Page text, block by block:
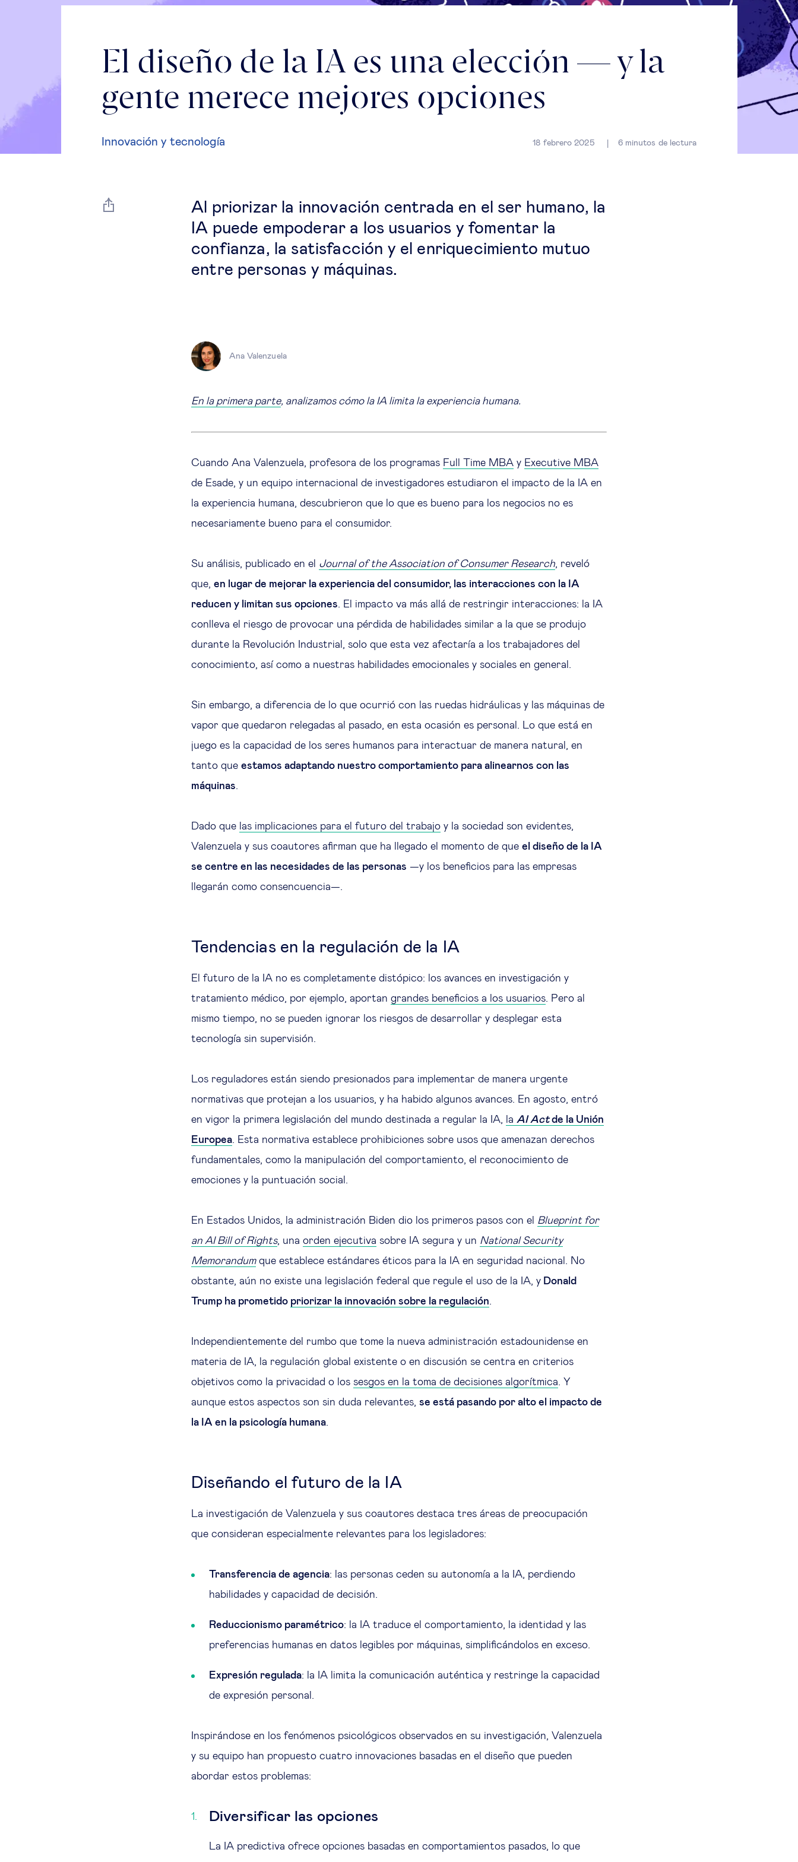
El diseño de la IA es una elección — y la
gente merece mejores opciones
Innovación y tecnología 18 febrero 2025 6minutos de lectura
Al priorizar la innovación centrada en el ser humano, la
IA puede empoderar a los usuarios y fomentar la
confianza, la satisfacción y el enriquecimiento mutuo
entre personas y máquinas.
Ana Valenzuela
En la primera parte, analizamos cómo la IA limita la experiencia humana.
Cuando Ana Valenzuela, profesora de los programas Full Time MBA y Executive MBA
de Esade, y un equipo internacional de investigadores estudiaron el impacto de la IA en
la experiencia humana, descubrieron que lo que es bueno para los negocios no es
necesariamente bueno para el consumidor.
Su análisis, publicado en el Journal of the Association of Consumer Research, reveló
que, en lugar de mejorar la experiencia del consumidor, las interacciones con la IA
reducen y limitan sus opciones. El impacto va más allá de restringir interacciones: la IA
conlleva el riesgo de provocar una pérdida de habilidades similar a la que se produjo
durante la Revolución Industrial, solo que esta vez afectaría a los trabajadores del
conocimiento, así como a nuestras habilidades emocionales y sociales en general.
Sin embargo, a diferencia de lo que ocurrió con las ruedas hidráulicas y las máquinas de
vapor que quedaron relegadas al pasado, en esta ocasión es personal. Lo que está en
juego es la capacidad de los seres humanos para interactuar de manera natural, en
tanto que estamos adaptando nuestro comportamiento para alinearnos con las
máquinas.
Dado que las implicaciones para el futuro del trabajo y la sociedad son evidentes,
Valenzuela y sus coautores afirman que ha llegado el momento de que el diseño de la IA
se centre en las necesidades de las personas —y los beneficios para las empresas
llegarán como consencuencia—.
Tendencias en la regulación de la IA
El futuro de la IA no es completamente distópico: los avances en investigación y
tratamiento médico, por ejemplo, aportan grandes beneficios a los usuarios. Pero al
mismo tiempo, no se pueden ignorar los riesgos de desarrollar y desplegar esta
tecnología sin supervisión.
Los reguladores están siendo presionados para implementar de manera urgente
normativas que protejan a los usuarios, y ha habido algunos avances. En agosto, entró
en vigor la primera legislación del mundo destinada a regular la IA, la AI Actde la Unión
Europea. Esta normativa establece prohibiciones sobre usos que amenazan derechos
fundamentales, como la manipulación del comportamiento, el reconocimiento de
emociones y la puntuación social.
En Estados Unidos, la administración Biden dio los primeros pasos con el Blueprint for
an AI Bill of Rights, una orden ejecutiva sobre IA segura y un National Security
Memorandumque establece estándares éticos para la IA en seguridad nacional. No
obstante, aún no existe una legislación federal que regule el uso de la IA, y Donald
Trump ha prometido priorizar la innovación sobre la regulación.
Independientemente del rumbo que tome la nueva administración estadounidense en
materia de IA, la regulación global existente o en discusión se centra en criterios
objetivos como la privacidad o los sesgos en la toma de decisiones algorítmica. Y
aunque estos aspectos son sin duda relevantes, se está pasando por alto el impacto de
la IA en la psicología humana.
Diseñando el futuro de la IA
La investigación de Valenzuela y sus coautores destaca tres áreas de preocupación
que consideran especialmente relevantes para los legisladores:
Transferencia de agencia: las personas ceden su autonomía a la IA, perdiendo
habilidades y capacidad de decisión.
Reduccionismo paramétrico: la IA traduce el comportamiento, la identidad y las
preferencias humanas en datos legibles por máquinas, simplificándolos en exceso.
Expresión regulada: la IA limita la comunicación auténtica y restringe la capacidad
de expresión personal.
Inspirándose en los fenómenos psicológicos observados en su investigación, Valenzuela
y su equipo han propuesto cuatro innovaciones basadas en el diseño que pueden
abordar estos problemas:
Diversificar las opciones
La IA predictiva ofrece opciones basadas en comportamientos pasados, lo que